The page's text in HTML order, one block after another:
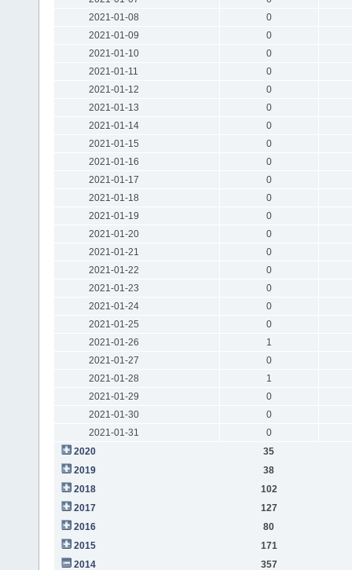
2021-01-08
0
2021-01-09
0
2021-01-10
0
2021-01-11
0
2021-01-12
0
2021-01-13
0
2021-01-14
0
2021-01-15
0
2021-01-16
0
2021-01-17
0
2021-01-18
0
2021-01-19
0
2021-01-20
0
2021-01-21
0
2021-01-22
0
2021-01-23
0
2021-01-24
0
2021-01-25
0
2021-01-26
1
2021-01-27
0
2021-01-28
1
2021-01-29
0
2021-01-30
0
2021-01-31
0
2020
35
2019
38
2018
102
2017
127
2016
80
2015
171
2014
357